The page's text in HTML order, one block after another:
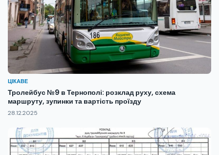
ЦІКАВЕ
Тролейбус №9 в Тернополі: розклад руху, схема
маршруту, зупинки та вартість проїзду
28.12.2025